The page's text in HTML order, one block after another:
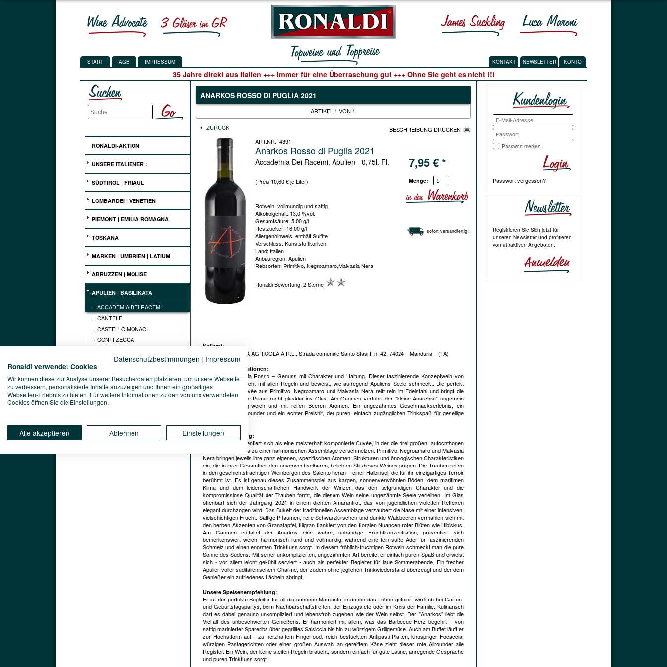
START AGB IMPRESSUM KONTAKT NEWSLETTER KONTO
35 Jahre direkt aus Italien +++ Immer für eine Überraschung gut +++ Ohne Sie geht es nicht !!!
RONALDI-AKTION
UNSERE ITALIENER :
SÜDTIROL | FRIAUL
LOMBARDEI | VENETIEN
PIEMONT | EMILIA ROMAGNA
TOSKANA
MARKEN | UMBRIEN | LATIUM
ABRUZZEN | MOLISE
APULIEN | BASILIKATA
· ACCADEMIA DEI RACEMI
· CANTELE
· CASTELLO MONACI
· CONTI ZECCA
· TENUTE MASSO ANTICO
· TERRECARSICHE1939
· TORREVENTO
· VIGLIONE
SARDINIEN | SIZILIEN
ANARKOS ROSSO DI PUGLIA 2021
ARTIKEL 1 VON 1
ZURÜCK
BESCHREIBUNG DRUCKEN
ART.NR.: 4391
Anarkos Rosso di Puglia 2021
Accademia Dei Racemi, Apulien - 0,75l. Fl.
(Preis 10,60 € je Liter)
Rotwein, vollmundig und saftig
Alkoholgehalt: 13,0 %vol.
Gesamtsäure: 5,00 g/l
Restzucker: 16,00 g/l
Allergenhinweis: enthält Sulfite
Verschluss: Kunststoffkorken
Land: Italien
Anbauregion: Apulien
Rebsorten: Primitivo, Negroamaro,Malvasia Nera
Ronaldi Bewertung: 2 Sterne
7,95€*
Menge:
sofort versandfertig !
Kellerei:
FELLINE SOCIETÀ AGRICOLA A.R.L., Strada comunale Santo Stasi I, n. 42, 74024 – Manduria – (TA)
Vinophile Informationen:
Der Anarkos Puglia Rosso – Genuss mit Charakter und Haltung. Dieser faszinierende Konzeptwein von
Agricola Felline bricht mit allen Regeln und beweist, wie aufregend Apuliens Seele schmeckt. Die perfekt
ausbalancierte Cuvée aus Primitivo, Negroamaro und Malvasia Nera reift rein im Edelstahl und bringt die
pure, unverfälschte Primärfrucht glasklar ins Glas. Am Gaumen verführt der "kleine Anarchist" ungemein
vollmundig, samtig-weich und mit reifen Beeren Aromen. Ein ungezähmtes Geschmackserlebnis, ein
eigenständiger Allrounder und ein echter Preishit, der puren, einfach zugänglichen Trinkspaß für gesellige
Weinbeschreibung:
Der Anarkos präsentiert sich als eine meisterhaft komponierte Cuvée, in der die drei großen, autochthonen
Rebsorten Apuliens zu einer harmonischen Assemblage verschmelzen. Primitivo, Negroamaro und Malvasia
Nera bringen jeweils ihre ganz eigenen, spezifischen Aromen, Strukturen und önologischen Charakteristiken
ein, die in ihrer Gesamtheit den unverwechselbaren, beliebten Stil dieses Weines prägen. Die Trauben reifen
in den geschichtsträchtigen Weinbergen des Salento heran – einer Halbinsel, die für ihr einzigartiges Terroir
berühmt ist. Es ist genau dieses Zusammenspiel aus kargen, sonnenverwöhnten Böden, dem maritimen
Klima und dem leidenschaftlichen Handwerk der Winzer, das den tiefgründigen Charakter und die
kompromisslose Qualität der Trauben formt, die diesem Wein seine ungezähmte Seele verleihen. Im Glas
offenbart sich der Jahrgang 2021 in einem dichten Amarantrot, das von jugendlichen violetten Reflexen
elegant durchzogen wird. Das Bukett der traditionellen Assemblage verzaubert die Nase mit einer intensiven,
vielschichtigen Frucht. Saftige Pflaumen, reife Schwarzkirschen und dunkle Waldbeeren vermählen sich mit
den herben Akzenten von Granatapfel, filigran flankiert von den floralen Nuancen roter Blüten wie Hibiskus.
Am Gaumen entfaltet der Anarkos eine wahre, unbändige Fruchtkonzentration, präsentiert sich
bemerkenswert weich, harmonisch rund und vollmundig, während eine fein-süße Ader für faszinierenden
Schmelz und einen enormen Trinkfluss sorgt. In diesem fröhlich-fruchtigen Rotwein schmeckt man die pure
Sonne des Südens. Mit seiner unkomplizierten, ungezähmten Art bereitet er einfach puren Spaß und erweist
sich - vor allem leicht gekühlt serviert - auch als perfekter Begleiter für laue Sommerabende. Ein frecher
Apulier voller süditalienischem Charme, der zudem ohne jeglichen Trinkwiederstand überzeugt und der dem
Genießer ein zufriedenes Lächeln abringt.
Unsere Speisenempfehlung:
Er ist der perfekte Begleiter für all die schönen Momente, in denen das Leben gefeiert wird: ob bei Garten-
und Geburtstagspartys, beim Nachbarschaftstreffen, der Einzugsfete oder im Kreis der Familie. Kulinarisch
darf es dabei genauso unkompliziert und lebensfroh zugehen wie der Wein selbst. Der "Anarkos" liebt die
Vielfalt des unbeschwerten Genießens. Er harmoniert mit allem, was das Barbecue-Herz begehrt – von
saftig marinierter Spareribs über gegrilltes Salsiccia bis hin zu würzigem Grillgemüse. Auch am Buffet läuft er
zur Höchstform auf - zu herzhaftem Fingerfood, reich bestückten Antipasti-Platten, knuspriger Focaccia,
würzigen Pastagerichten oder einer großen Auswahl an gereiftem Käse zieht dieser rote Allrounder alle
Register. Ein Wein, der keine steifen Regeln braucht, sondern einfach für gute Laune, anregende Gespräche
und puren Trinkfluss sorgt!
Passwort merken
Passwort vergessen?
Registrieren Sie Sich jetzt für
unseren Newsletter und profitieren
von attraktiven Angeboten.
Datenschutzbestimmungen | Impressum
Ronaldi verwendet Cookies
Wir können diese zur Analyse unserer Besucherdaten platzieren, um unsere Webseite
zu verbessern, personalisierte Inhalte anzuzeigen und Ihnen ein großartiges
Webseiten-Erlebnis zu bieten. Für weitere Informationen zu den von uns verwendeten
Cookies öffnen Sie die Einstellungen.
Alle akzeptieren Ablehnen Einstellungen